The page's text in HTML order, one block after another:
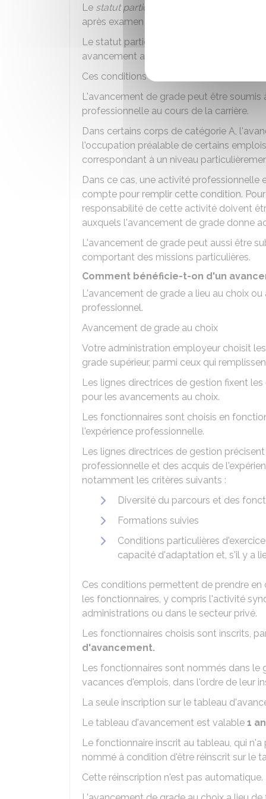
Le statut particulier
de votre corps fixe
après examen professionnel ou concours
Le statut particulier fixe également les
avancement au choix ou se présenter à
Ces conditions sont notamment des
L'avancement de grade peut être
professionnelle au cours de la carrière.
Dans certains corps de catégorie A,
l'occupation préalable de certains
correspondant à un niveau
Dans ce cas, une activité professionnelle
compte pour remplir cette condition.
responsabilité de cette activité doivent
auxquels l'avancement de grade donne
L'avancement de grade peut aussi être
comportant des missions particulières.
Comment bénéficie-t-on d'un
L'avancement de grade a lieu au choix
professionnel.
Avancement de grade au choix
Votre administration employeur choisit
grade supérieur, parmi ceux qui
Les lignes directrices de gestion fixent
pour les avancements au choix.
Les fonctionnaires sont choisis en
l'expérience professionnelle.
Les lignes directrices de gestion
professionnelle et des acquis de
notamment les critères suivants :
Diversité du parcours et des
Formations suivies
Conditions particulières
capacité d'adaptation et, s'il y a
Ces conditions permettent de prendre
les fonctionnaires, y compris l'activité
administrations ou dans le secteur privé.
Les fonctionnaires choisis sont inscrits,
d'avancement.
Les fonctionnaires sont nommés dans le
vacances d'emplois, dans l'ordre de leur
La seule inscription sur le tableau
Le tableau d'avancement est valable 1 an
Le fonctionnaire inscrit au tableau, qui
nommé à condition d'être réinscrit sur le
Cette réinscription n'est pas automatique.